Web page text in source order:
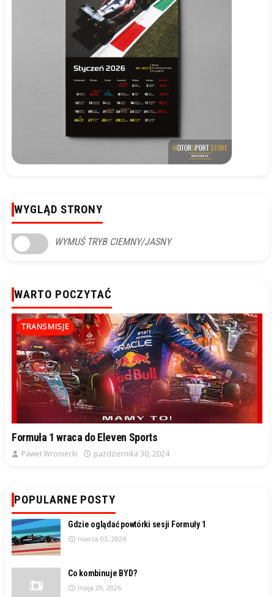
WYGLĄD STRONY
WYMUŚ TRYB CIEMNY/JASNY
WARTO POCZYTAĆ
TRANSMISJE
Formuła 1 wraca do Eleven Sports
Paweł Wroniecki października 30, 2024
POPULARNE POSTY
Gdzie oglądać powtórki sesji Formuły 1
marca 03, 2024
Co kombinuje BYD?
maja 29, 2026